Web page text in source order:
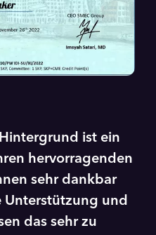
ist ein
hervorragenden
sehr dankbar
und
das sehr zu